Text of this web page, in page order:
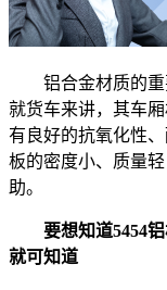
铝合金材质的重
就货车来讲，其车
有良好的抗氧化性
板的密度小、质量
助。
要想知道5454
就可知道